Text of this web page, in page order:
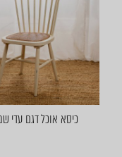
כיסא אוכל דגם עדי